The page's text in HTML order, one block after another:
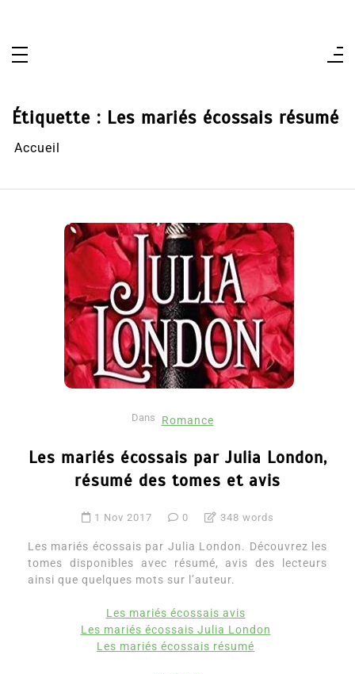
Étiquette : Les mariés écossais résumé
Accueil
Dans Romance
Les mariés écossais par Julia London,
résumé des tomes et avis
1 Nov 2017 0 348 words
Les mariés écossais par Julia London. Découvrez les
tomes disponibles avec résumé, avis des lecteurs
ainsi que quelques mots sur l’auteur.
Les mariés écossais avis
Les mariés écossais Julia London
Les mariés écossais résumé